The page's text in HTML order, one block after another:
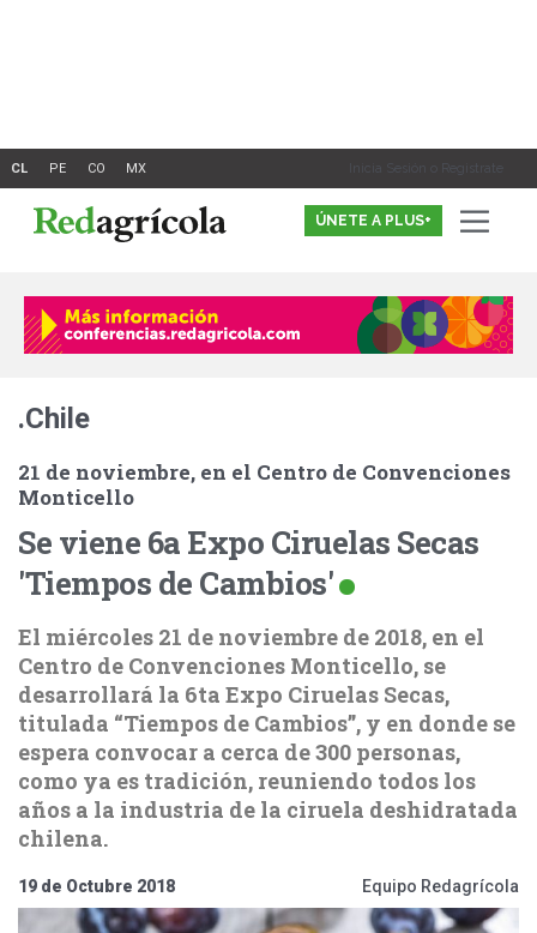
Inicia Sesión o Registrate
ÚNETE A PLUS+
.Chile
21 de noviembre, en el Centro de Convenciones
Monticello
Se viene 6a Expo Ciruelas Secas
'Tiempos de Cambios'
El miércoles 21 de noviembre de 2018, en el
Centro de Convenciones Monticello, se
desarrollará la 6ta Expo Ciruelas Secas,
titulada “Tiempos de Cambios”, y en donde se
espera convocar a cerca de 300 personas,
como ya es tradición, reuniendo todos los
años a la industria de la ciruela deshidratada
chilena.
19 de Octubre 2018 Equipo Redagrícola